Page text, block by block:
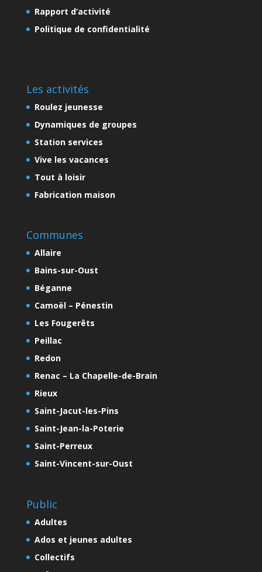
Rapport d’activité
Politique de confidentialité
Les activités
Roulez jeunesse
Dynamiques de groupes
Station services
Vive les vacances
Tout à loisir
Fabrication maison
Communes
Allaire
Bains-sur-Oust
Béganne
Camoël – Pénestin
Les Fougerêts
Peillac
Redon
Renac – La Chapelle-de-Brain
Rieux
Saint-Jacut-les-Pins
Saint-Jean-la-Poterie
Saint-Perreux
Saint-Vincent-sur-Oust
Public
Adultes
Ados et jeunes adultes
Collectifs